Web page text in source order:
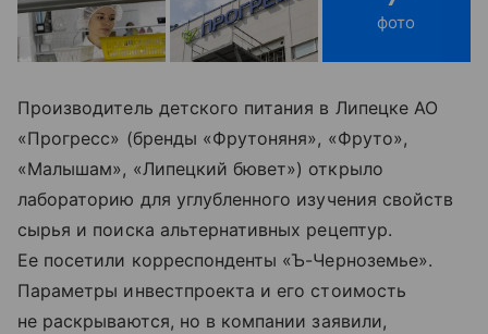
фото
Производитель детского питания в Липецке АО
«Прогресс» (бренды «Фрутоняня», «Фруто»,
«Малышам», «Липецкий бювет») открыло
лабораторию для углубленного изучения свойств
сырья и поиска альтернативных рецептур.
Ее посетили корреспонденты «Ъ-Черноземье».
Параметры инвестпроекта и его стоимость
не раскрываются, но в компании заявили,